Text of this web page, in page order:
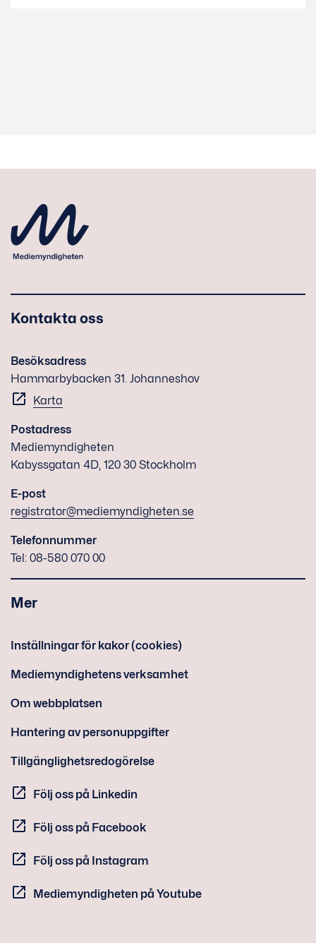
Kontakta oss
Besöksadress
Hammarbybacken 31. Johanneshov
Karta
Postadress
Mediemyndigheten
Kabyssgatan 4D, 120 30 Stockholm
E-post
registrator@mediemyndigheten.se
Telefonnummer
Tel: 08-580 070 00
Mer
Inställningar för kakor (cookies)
Mediemyndighetens verksamhet
Om webbplatsen
Hantering av personuppgifter
Tillgänglighetsredogörelse
Följ oss på Linkedin
Följ oss på Facebook
Följ oss på Instagram
Mediemyndigheten på Youtube